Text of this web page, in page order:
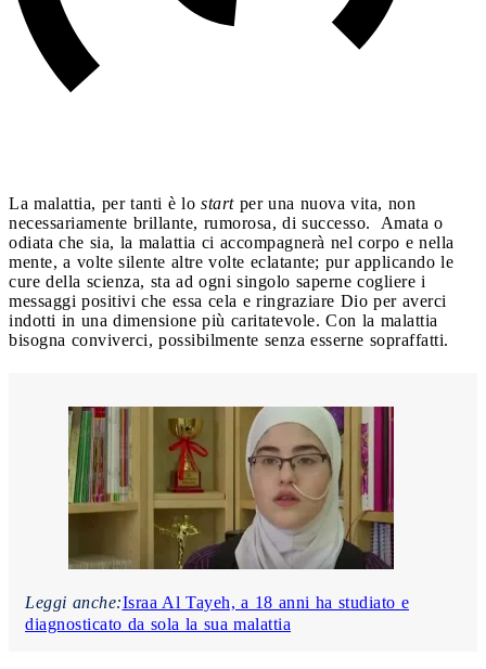
La malattia, per tanti è lo startper una nuova vita, non
necessariamente brillante, rumorosa, di successo. Amata o
odiata che sia, la malattia ci accompagnerà nel corpo e nella
mente, a volte silente altre volte eclatante; pur applicando le
cure della scienza, sta ad ogni singolo saperne cogliere i
messaggi positivi che essa cela e ringraziare Dio per averci
indotti in una dimensione più caritatevole. Con la malattia
bisogna conviverci, possibilmente senza esserne sopraffatti.
Leggi anche:Israa Al Tayeh, a 18 anni ha studiato e
diagnosticato da sola la sua malattia